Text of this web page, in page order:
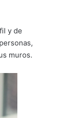
y de
muros.